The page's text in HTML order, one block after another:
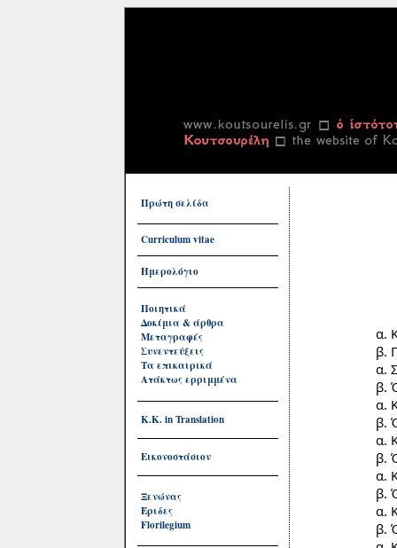
Πρώτη σελίδα
Curriculum vitae
Ημερολόγιο
Ποιητικά
Δοκίμια & άρθρα
Μεταγραφές
Συνεντεύξεις
Τα επικαιρικά
Ατάκτως ερριμμένα
Κ.Κ. in Translation
Εικονοστάσιον
Ξενώνας
Έριδες
Florilegium
α.
β.
α.
β.
α.
β.
α.
β.
α.
β.
α.
β.